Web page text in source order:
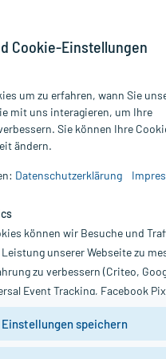
MwSt., ggf. zzgl. Versandkosten
Website werden
Behandlung durch einen Arzt.
werden können. | Diese Webseite
Sie bitte dazu die wichtigen
Für den Widerruf einer
Cookie-Einstellungen
um zu erfahren, wann Sie
mit uns interagieren, um Ihre
Sie können Ihre
ändern.
Datenschutzerklärung
können wir Besuche und
unserer Webseite zu
zu verbessern (Criteo,
Event Tracking, Facebook
Plugin).
darauf hin, dass die
Einstellungen speichern